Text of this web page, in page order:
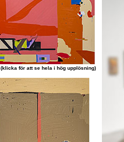
(klicka för att se hela i hög upplösning)